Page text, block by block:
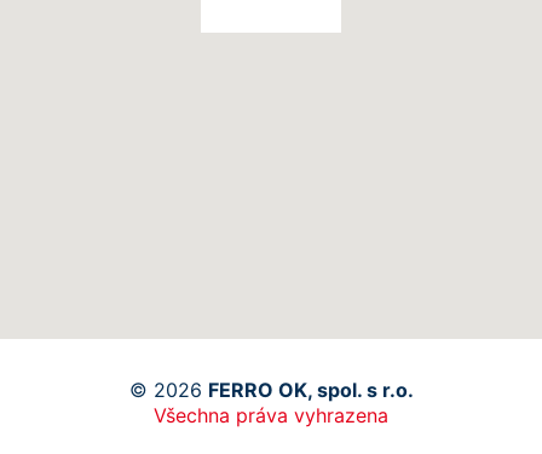
© 2026 FERRO OK, spol. s r.o.
Všechna práva vyhrazena